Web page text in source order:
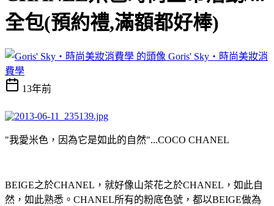
全包(預約禮,滿額都好棒)
Goris' Sky‧時尚美妝消
費學
13年前
"我愛米色，因為它是如此的自然"...COCO CHANEL
BEIGE之於CHANEL，就好像山茶花之於CHANEL，如此自
然，如此熟悉。CHANEL所有的粉底色號，都以BEIGE做為